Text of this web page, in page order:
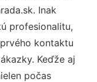
Inak
profesionalitu,
kontaktu
Keďže aj
počas